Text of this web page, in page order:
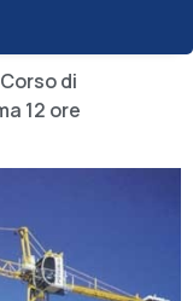
di
12 ore